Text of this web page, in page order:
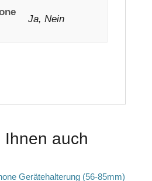
Ja, Nein
Ihnen auch